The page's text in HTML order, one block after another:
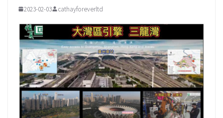
2023-02-03 cathayforeverltd